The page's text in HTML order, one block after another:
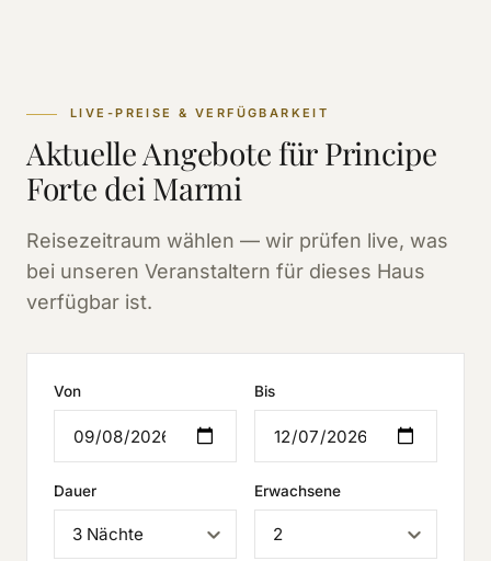
LIVE-PREISE & VERFÜGBARKEIT
Aktuelle Angebote für Principe
Forte dei Marmi
Reisezeitraum wählen — wir prüfen live, was
bei unseren Veranstaltern für dieses Haus
verfügbar ist.
Von Bis
Dauer Erwachsene